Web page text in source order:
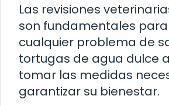
Las revisiones
son fundamentales
cualquier problema de
tortugas de agua dulce
tomar las medidas
garantizar su bienestar.